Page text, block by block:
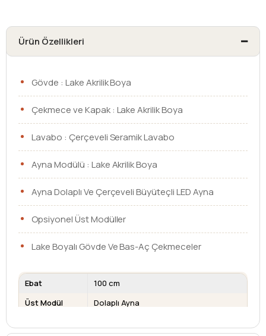
Ürün Özellikleri
Gövde : Lake Akrilik Boya
Çekmece ve Kapak : Lake Akrilik Boya
Lavabo : Çerçeveli Seramik Lavabo
Ayna Modülü : Lake Akrilik Boya
Ayna Dolaplı Ve Çerçeveli Büyüteçli LED Ayna
Opsiyonel Üst Modüller
Lake Boyalı Gövde Ve Bas-Aç Çekmeceler
Ebat
100 cm
Üst Modül
Dolaplı Ayna